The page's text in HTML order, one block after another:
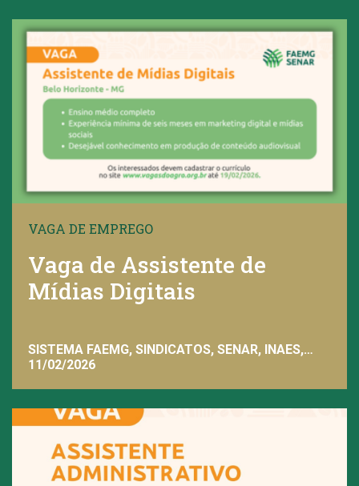
VAGA DE EMPREGO
Vaga de Assistente de
Mídias Digitais
SISTEMA FAEMG, SINDICATOS, SENAR, INAES,
FAEMG
11/02/2026